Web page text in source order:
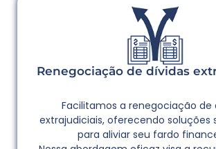
Renegociação de dívidas
Facilitamos a renegociação de
extrajudiciais, oferecendo soluções
para aliviar seu fardo